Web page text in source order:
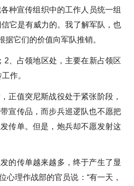
种宣传组织中的工作人员统一组
它是有威力的。我了解军队，也
它们的价值向军队推销。
、占领地区处，主要在新占领区
作。
正值突尼斯战役处于紧张阶段，
宣传品，而步兵巡逻队也不愿把
传单。但是，炮兵却不愿发射这
的传单越来越多，终于产生了显
理作战部的官员说：“有一天，